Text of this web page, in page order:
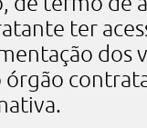
ter
dos